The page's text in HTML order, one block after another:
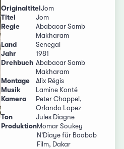
Originaltitel Jom
Titel
Jom
Regie
Ababacar Samb
Makharam
Land
Senegal
Jahr
1981
Drehbuch Ababacar Samb
Makharam
Montage
Alix Régis
Musik
Lamine Konté
Kamera
Peter Chappel,
Orlando Lopez
Ton
Jules Diagne
ProduktionMomar Soukey
N'Diaye für Baobab
Film, Dakar